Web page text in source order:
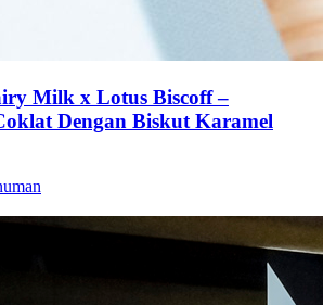
Milk x Lotus Biscoff –
Dengan Biskut Karamel